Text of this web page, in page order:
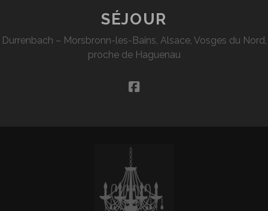
SÉJOUR
Durrenbach – Morsbronn-les-Bains, Alsace, Vosges du Nord,
proche de Haguenau
facebook